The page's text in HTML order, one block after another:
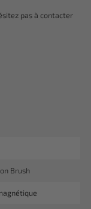
pas à contacter
Brush